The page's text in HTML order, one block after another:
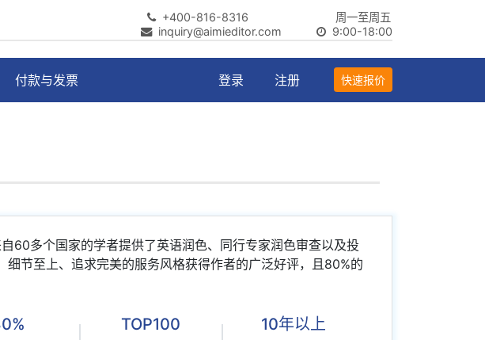
+400-816-8316
周一至周五
inquiry@aimieditor.com
9:00-18:00
付款与发票 登录 注册 快速报价
60多个国家的学者提供了英语润色、同行专家润色审查以及投
节至上、追求完美的服务风格获得作者的广泛好评，且80%的
TOP100 10年以上